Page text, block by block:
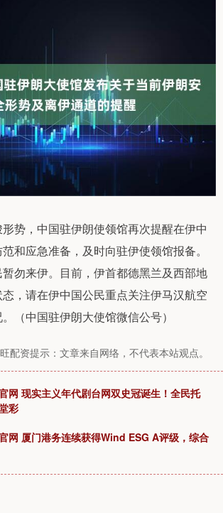
势，中国驻伊朗使领馆再次提醒在伊中
和应急准备，及时向驻伊使领馆报备。
勿来伊。目前，伊首都德黑兰及西部地
，请在伊中国公民重点关注伊马汉航空
（中国驻伊朗大使馆微信公号）
配资提示：文章来自网络，不代表本站观点。
网 现实主义年代剧台网双史冠诞生！全民托
彩
网 厦门港务连续获得Wind ESG A评级，综合